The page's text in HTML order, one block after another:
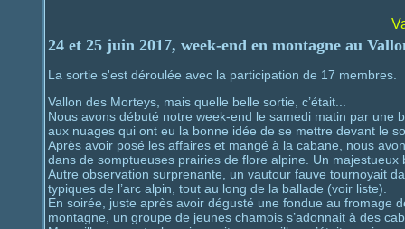
24 et 25 juin 2017, week-end en montagne au
La sortie s'est déroulée avec la participation de 17 membres.
Vallon des Morteys, mais quelle belle sortie, c’était...
Nous avons débuté notre week-end le samedi matin par une
aux nuages qui ont eu la bonne idée de se mettre devant le
Après avoir posé les affaires et mangé à la cabane, nous
dans de somptueuses prairies de flore alpine. Un
Autre observation surprenante, un vautour fauve tournoyait
typiques de l’arc alpin, tout au long de la ballade (voir liste).
En soirée, juste après avoir dégusté une fondue au fromage
montagne, un groupe de jeunes chamois s’adonnait à des